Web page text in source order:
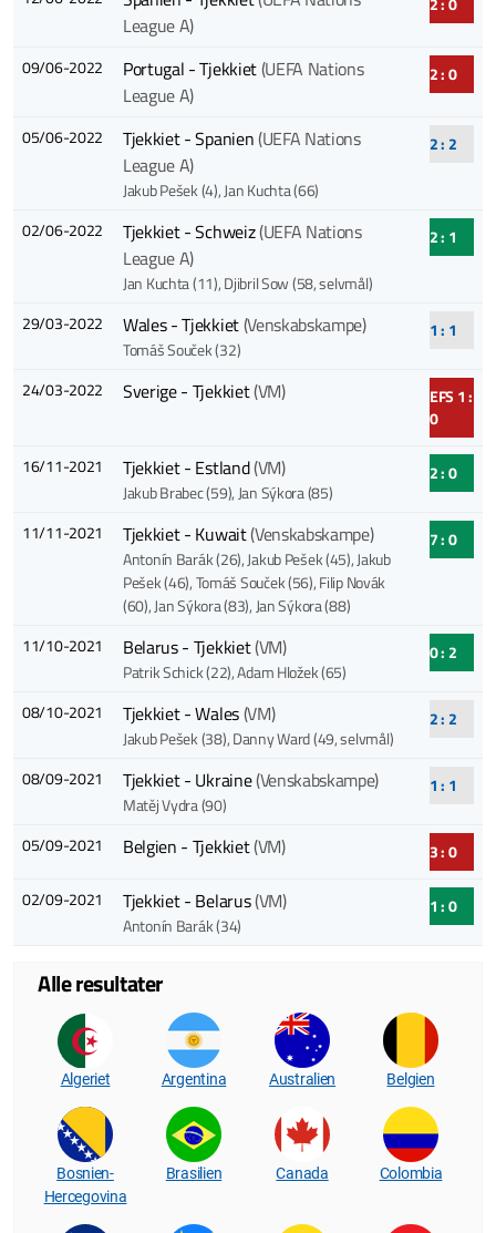
League A)
09/06-2022 Portugal - Tjekkiet(UEFA Nations
League A)
2 : 0
05/06-2022 Tjekkiet - Spanien(UEFA Nations
League A)
Jakub Pešek (4), Jan Kuchta (66)
2 : 2
02/06-2022 Tjekkiet - Schweiz(UEFA Nations
League A)
Jan Kuchta (11), Djibril Sow (58, selvmål)
2 : 1
29/03-2022 Wales - Tjekkiet(Venskabskampe)
Tomáš Souček (32)
1 : 1
24/03-2022 Sverige - Tjekkiet(VM)
EFS 1 :
0
16/11-2021 Tjekkiet - Estland(VM)
Jakub Brabec (59), Jan Sýkora (85)
2 : 0
11/11-2021 Tjekkiet - Kuwait(Venskabskampe)
Antonín Barák (26), Jakub Pešek (45), Jakub
Pešek (46), Tomáš Souček (56), Filip Novák
(60), Jan Sýkora (83), Jan Sýkora (88)
7 : 0
11/10-2021 Belarus - Tjekkiet(VM)
Patrik Schick (22), Adam Hložek (65)
0 : 2
08/10-2021 Tjekkiet - Wales(VM)
Jakub Pešek (38), Danny Ward (49, selvmål)
2 : 2
08/09-2021 Tjekkiet - Ukraine(Venskabskampe)
Matěj Vydra (90)
1 : 1
05/09-2021 Belgien - Tjekkiet(VM) 3 : 0
02/09-2021 Tjekkiet - Belarus(VM)
Antonín Barák (34)
1 : 0
Alle resultater
Algeriet Argentina Australien Belgien
Bosnien-
Hercegovina
Brasilien Canada Colombia